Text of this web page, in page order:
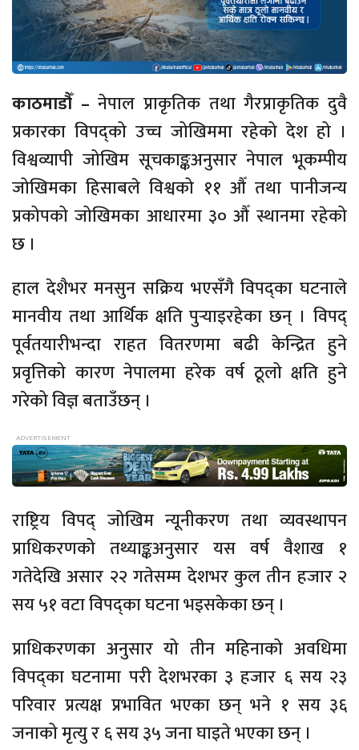
काठमाडौँ –नेपाल प्राकृतिक तथा गैरप्राकृतिक दुवै
प्रकारका विपद्को उच्च जोखिममा रहेको देश हो ।
विश्वव्यापी जोखिम सूचकाङ्कअनुसार नेपाल भूकम्पीय
जोखिमका हिसाबले विश्वको ११ औँ तथा पानीजन्य
प्रकोपको जोखिमका आधारमा ३० औँ स्थानमा रहेको
छ ।
हाल देशैभर मनसुन सक्रिय भएसँगै विपद्का घटनाले
मानवीय तथा आर्थिक क्षति पुऱ्याइरहेका छन् । विपद्
पूर्वतयारीभन्दा राहत वितरणमा बढी केन्द्रित हुने
प्रवृत्तिको कारण नेपालमा हरेक वर्ष ठूलो क्षति हुने
गरेको विज्ञ बताउँछन् ।
राष्ट्रिय विपद् जोखिम न्यूनीकरण तथा व्यवस्थापन
प्राधिकरणको तथ्याङ्कअनुसार यस वर्ष वैशाख १
गतेदेखि असार २२ गतेसम्म देशभर कुल तीन हजार २
सय ५१ वटा विपद्का घटना भइसकेका छन् ।
प्राधिकरणका अनुसार यो तीन महिनाको अवधिमा
विपद्का घटनामा परी देशभरका ३ हजार ६ सय २३
परिवार प्रत्यक्ष प्रभावित भएका छन् भने १ सय ३६
जनाको मृत्यु र ६ सय ३५ जना घाइते भएका छन् ।